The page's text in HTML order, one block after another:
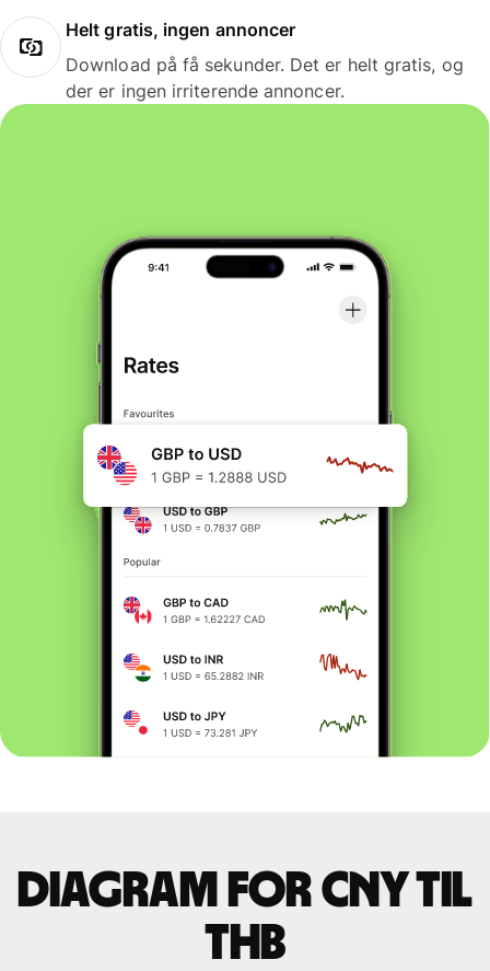
Helt gratis, ingen annoncer
Download på få sekunder. Det er helt gratis, og
der er ingen irriterende annoncer.
Diagram for CNY til
THB